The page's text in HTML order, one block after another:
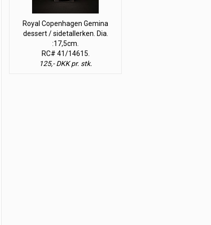
Royal Copenhagen Gemina
dessert / sidetallerken. Dia.
:17,5cm.
RC# 41/14615.
125,- DKK pr. stk.